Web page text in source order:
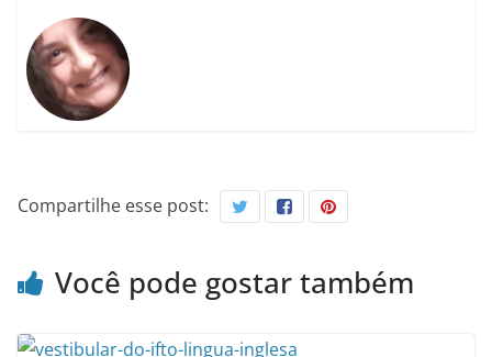
Compartilhe esse post:
Você pode gostar também